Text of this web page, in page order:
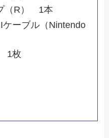
（R） 1本
ーブル（Nintendo
1枚